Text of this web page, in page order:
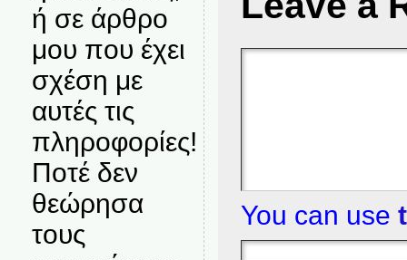
ή σε άρθρο
μου που έχει
σχέση με
αυτές τις
πληροφορίες!
Ποτέ δεν
θεώρησα
τους
You can use